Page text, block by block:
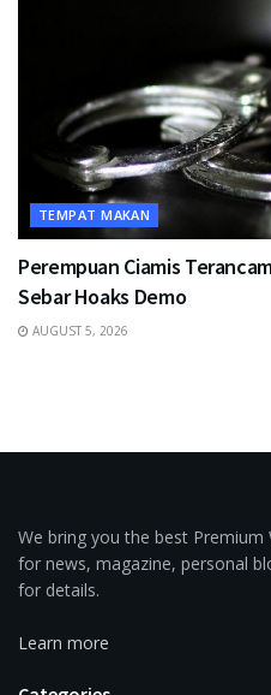
TEMPAT MAKAN
Perempuan Ciamis
Sebar Hoaks Demo
AUGUST 5, 2026
We bring you the best
for news, magazine, personal
for details.
Learn more